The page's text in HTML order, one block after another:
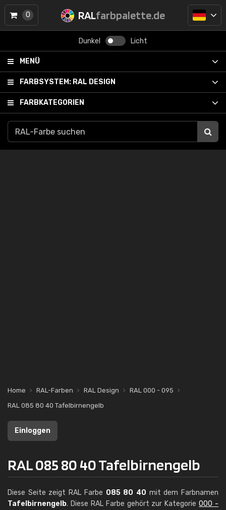
RALfarbpalette.de
Dunkel Licht
MENÜ
FARBSYSTEM: RAL DESIGN
FARBKATEGORIEN
0
Home RAL-Farben RAL Design
RAL 000 - 095
RAL 085 80 40 Tafelbirnengelb
Einloggen
RAL 085 80 40 Tafelbirnengelb
Diese Seite zeigt RAL Farbe 085 80 40 mit dem Farbnamen
Tafelbirnengelb. Diese RAL Farbe gehört zur Kategorie000 -